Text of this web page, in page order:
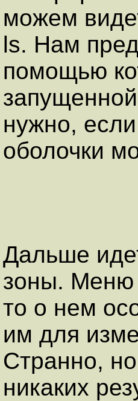
можем
ls. Нам
помощью
нужно,
оболочки
Дальше
зоны. Меню
то о нем
им для
Странно,
никаких